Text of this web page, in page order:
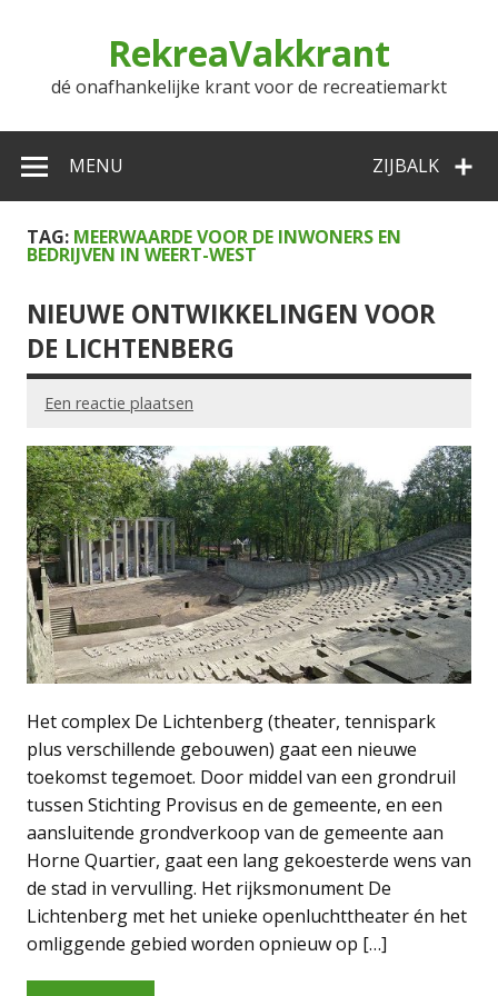
RekreaVakkrant
dé onafhankelijke krant voor de recreatiemarkt
ZIJBALK
MENU
TAG: MEERWAARDE VOOR DE INWONERS EN
BEDRIJVEN IN WEERT-WEST
NIEUWE ONTWIKKELINGEN VOOR
DE LICHTENBERG
Een reactie plaatsen
Het complex De Lichtenberg (theater, tennispark
plus verschillende gebouwen) gaat een nieuwe
toekomst tegemoet. Door middel van een grondruil
tussen Stichting Provisus en de gemeente, en een
aansluitende grondverkoop van de gemeente aan
Horne Quartier, gaat een lang gekoesterde wens van
de stad in vervulling. Het rijksmonument De
Lichtenberg met het unieke openluchttheater én het
omliggende gebied worden opnieuw op […]